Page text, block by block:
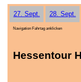
27. Sept. 28. Sept.
Navigation Fahrtag
Hessentour